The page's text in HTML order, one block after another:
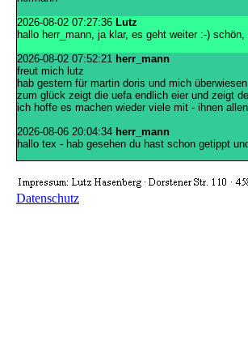
2026-08-02 07:27:36 Lutz
hallo herr_mann, ja klar, es geht weiter :-)
2026-08-02 07:52:21 herr_mann
freut mich lutz
hab gestern für martin doris und mich
zum glück zeigt die uefa endlich eier und zeigt
ich hoffe es machen wieder viele mit - ihnen
2026-08-06 20:04:34 herr_mann
hallo tex - hab gesehen du hast schon getippt
Datenschutz